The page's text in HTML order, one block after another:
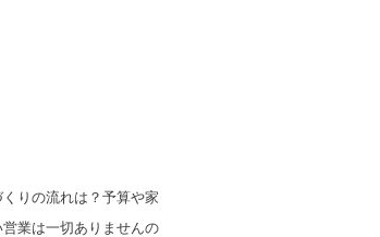
くりの流れは？予算や家
営業は一切ありませんの